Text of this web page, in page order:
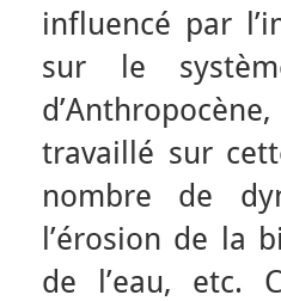
influencé par
sur le
travaillé sur
nombre de
l’érosion de la
de l’eau, etc.